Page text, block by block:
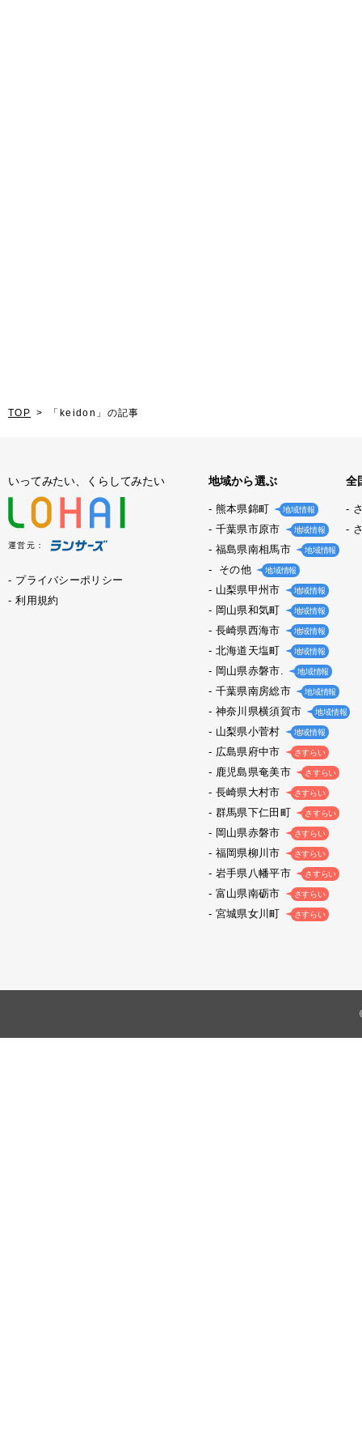
TOP 「keidon」の記事
いってみたい、くらしてみたい
運営元：
プライバシーポリシー
利用規約
地域から選ぶ
熊本県錦町 地域情報
千葉県市原市 地域情報
福島県南相馬市 地域情報
その他 地域情報
山梨県甲州市 地域情報
岡山県和気町 地域情報
長崎県西海市 地域情報
北海道天塩町 地域情報
岡山県赤磐市. 地域情報
千葉県南房総市 地域情報
神奈川県横須賀市 地域情報
山梨県小菅村 地域情報
広島県府中市 さすらい
鹿児島県奄美市 さすらい
長崎県大村市 さすらい
群馬県下仁田町 さすらい
岡山県赤磐市 さすらい
福岡県柳川市 さすらい
岩手県八幡平市 さすらい
富山県南砺市 さすらい
宮城県女川町 さすらい
全